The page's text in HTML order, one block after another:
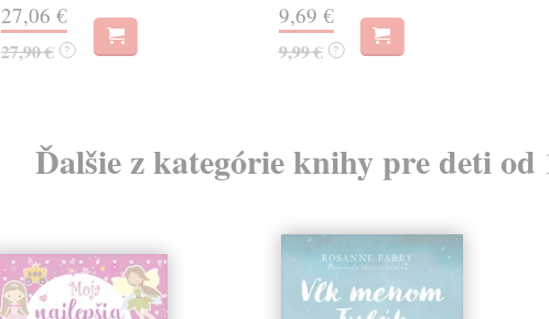
27,06 €
27,90 € ?
9,69 €
9,99 € ?
Ďalšie z kategórie knihy pre deti od